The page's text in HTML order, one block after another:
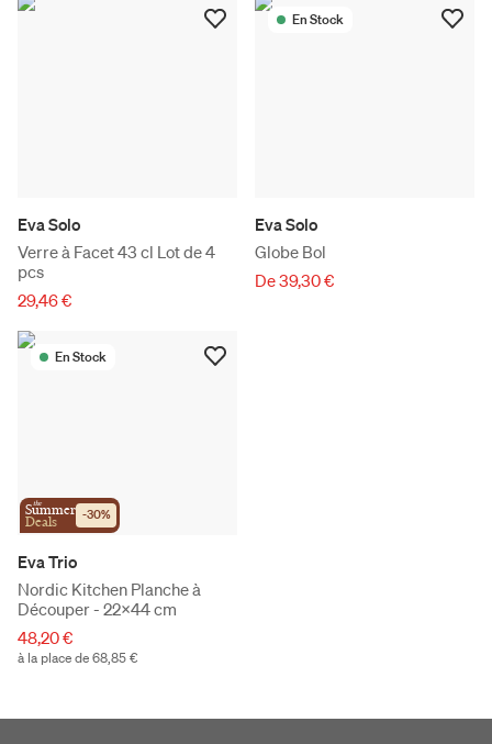
Eva Solo
Verre à Facet 43 cl Lot de 4
pcs
29,46 €
En Stock
Eva Solo
Globe Bol
De 39,30 €
En Stock
the
Summer
Deals -30%
Eva Trio
Nordic Kitchen Planche à
Découper - 22x44 cm
48,20 €
à la place de 68,85 €